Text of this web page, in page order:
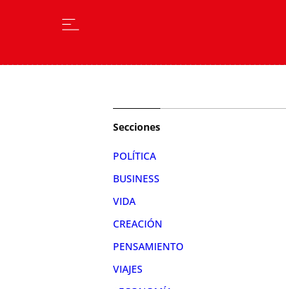
Secciones
POLÍTICA
BUSINESS
VIDA
CREACIÓN
PENSAMIENTO
VIAJES